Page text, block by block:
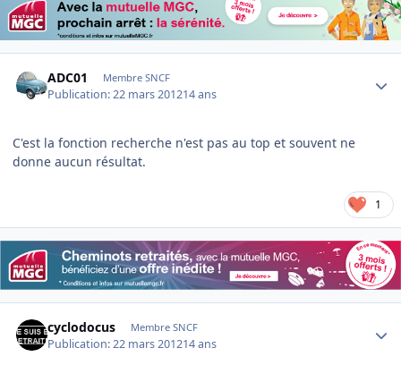
ADC01 Membre SNCF
Publication:22 mars 201214 ans
C'est la fonction recherche n'est pas au top et souvent ne
donne aucun résultat.
1
cyclodocus Membre SNCF
Publication:22 mars 201214 ans